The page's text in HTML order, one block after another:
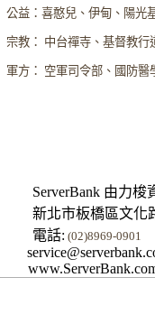
公益：喜憨兒、伊甸、陽光
宗教： 中台禪寺、基督教行
軍方： 空軍司令部、國防醫
ServerBank 由力梭
新北市板橋區文化路
電話: (02)8969-0901